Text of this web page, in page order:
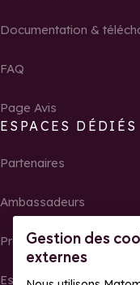
Gestion des
externes
Documentation &
FAQ
Page Avis
ESPACES DÉDIÉS
Partenaires
Ambassadeurs
Propriétaires
Espace presse